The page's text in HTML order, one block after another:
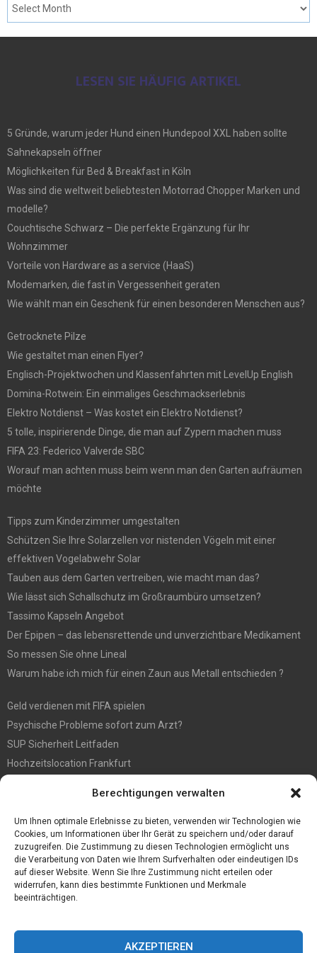
Berechtigungen verwalten
Um Ihnen optimale Erlebnisse zu bieten, verwenden wir Technologien wie
Cookies, um Informationen über Ihr Gerät zu speichern und/oder darauf
zuzugreifen. Die Zustimmung zu diesen Technologien ermöglicht uns
die Verarbeitung von Daten wie Ihrem Surfverhalten oder eindeutigen IDs
auf dieser Website. Wenn Sie Ihre Zustimmung nicht erteilen oder
widerrufen, kann dies bestimmte Funktionen und Merkmale
beeinträchtigen.
AKZEPTIEREN
LESEN SIE HÄUFIG ARTIKEL
5 Gründe, warum jeder Hund einen Hundepool XXL haben sollte
Sahnekapseln öffner
Möglichkeiten für Bed & Breakfast in Köln
Was sind die weltweit beliebtesten Motorrad Chopper Marken und
modelle?
Couchtische Schwarz – Die perfekte Ergänzung für Ihr
Wohnzimmer
Vorteile von Hardware as a service (HaaS)
Modemarken, die fast in Vergessenheit geraten
Wie wählt man ein Geschenk für einen besonderen Menschen aus?
Getrocknete Pilze
Wie gestaltet man einen Flyer?
Englisch-Projektwochen und Klassenfahrten mit LevelUp English
Domina-Rotwein: Ein einmaliges Geschmackserlebnis
Elektro Notdienst – Was kostet ein Elektro Notdienst?
5 tolle, inspirierende Dinge, die man auf Zypern machen muss
FIFA 23: Federico Valverde SBC
Worauf man achten muss beim wenn man den Garten aufräumen
möchte
Tipps zum Kinderzimmer umgestalten
Schützen Sie Ihre Solarzellen vor nistenden Vögeln mit einer
effektiven Vogelabwehr Solar
Tauben aus dem Garten vertreiben, wie macht man das?
Wie lässt sich Schallschutz im Großraumbüro umsetzen?
Tassimo Kapseln Angebot
Der Epipen – das lebensrettende und unverzichtbare Medikament
So messen Sie ohne Lineal
Warum habe ich mich für einen Zaun aus Metall entschieden ?
Geld verdienen mit FIFA spielen
Psychische Probleme sofort zum Arzt?
SUP Sicherheit Leitfaden
Hochzeitslocation Frankfurt
Großer Spaß auf der Kirmes in Bonn!
Bester Oscam- und CCcam-Server für 2021